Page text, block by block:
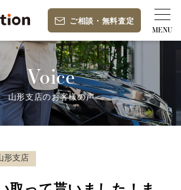
ご相談 ・ 無料査定
Voice
山形支店のお客様の声
形支店